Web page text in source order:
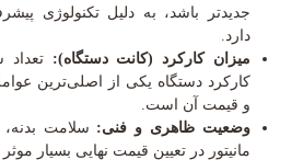
جدیدتر باشد، به دلیل تکنولوژی
دارد.
میزان کارکرد (کانت دستگاه):
کارکرد دستگاه یکی از اصلی‌ترین
و قیمت آن است.
وضعیت ظاهری و فنی: سلامت بدنه،
مانیتور در تعیین قیمت نهایی بسیار